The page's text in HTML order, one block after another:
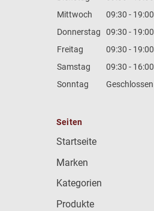
Mittwoch
09:30 - 19:00
Donnerstag
09:30 - 19:00
Freitag
09:30 - 19:00
Samstag
09:30 - 16:00
Sonntag
Geschlossen
Seiten
Startseite
Marken
Kategorien
Produkte